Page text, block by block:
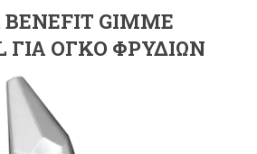
BENEFIT GIMME
ΓΙΑ ΌΓΚΟ ΦΡΥΔΙΏΝ